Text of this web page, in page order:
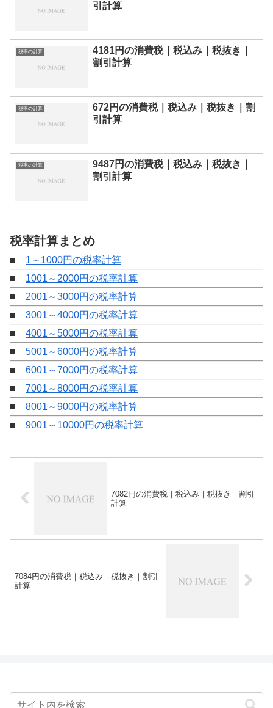
引計算
税率の計算
4181円の消費税｜税込み｜税抜き｜
割引計算
税率の計算
672円の消費税｜税込み｜税抜き｜割
引計算
税率の計算
9487円の消費税｜税込み｜税抜き｜
割引計算
税率計算まとめ
■ 1～1000円の税率計算
■ 1001～2000円の税率計算
■ 2001～3000円の税率計算
■ 3001～4000円の税率計算
■ 4001～5000円の税率計算
■ 5001～6000円の税率計算
■ 6001～7000円の税率計算
■ 7001～8000円の税率計算
■ 8001～9000円の税率計算
■ 9001～10000円の税率計算
7082円の消費税｜税込み｜税抜き｜割引
計算
7084円の消費税｜税込み｜税抜き｜割引
計算